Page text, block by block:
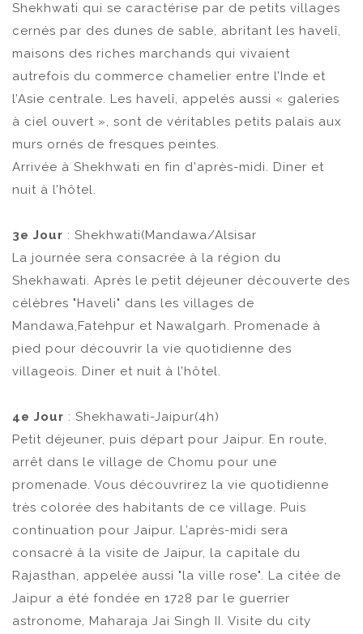
Shekhwati qui se caractérise par de petits villages
cernés par des dunes de sable, abritant les havelî,
maisons des riches marchands qui vivaient
autrefois du commerce chamelier entre l’Inde et
l’Asie centrale. Les havelî, appelés aussi « galeries
à ciel ouvert », sont de véritables petits palais aux
murs ornés de fresques peintes.
Arrivée à Shekhwati en fin d'après-midi. Diner et
nuit à l’hôtel.
3e Jour : Shekhwati(Mandawa/Alsisar
La journée sera consacrée à la région du
Shekhawati. Après le petit déjeuner découverte des
célèbres "Haveli" dans les villages de
Mandawa,Fatehpur et Nawalgarh. Promenade à
pied pour découvrir la vie quotidienne des
villageois. Diner et nuit à l’hôtel.
4e Jour : Shekhawati-Jaipur(4h)
Petit déjeuner, puis départ pour Jaipur. En route,
arrêt dans le village de Chomu pour une
promenade. Vous découvrirez la vie quotidienne
très colorée des habitants de ce village. Puis
continuation pour Jaipur. L’après-midi sera
consacré à la visite de Jaipur, la capitale du
Rajasthan, appelée aussi "la ville rose". La citée de
Jaipur a été fondée en 1728 par le guerrier
astronome, Maharaja Jai Singh II. Visite du city